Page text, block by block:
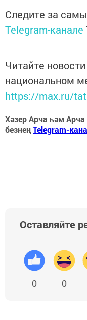
Следите за
Telegram-канале
Читайте
национальном
https://max.ru/
Хәзер Арча һәм
безнеңTelegram-
Оставляйте
0 0